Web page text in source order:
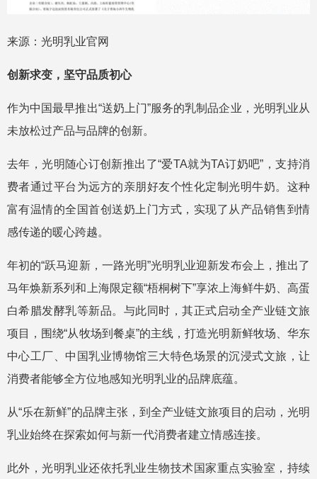
来源：光明乳业官网
创新求变，坚守品质初心
作为中国最早推出“送奶上门”服务的乳制品企业，光明乳业从
未放松过产品与品牌的创新。
去年，光明随心订创新推出了“爱TA就为TA订奶吧”，支持消
费者通过平台为远方的亲朋好友个性化定制光明牛奶。这种
富有温情的全国首创送奶上门方式，实现了从产品销售到情
感传递的暖心跨越。
年初的“跃马迎新，一路光明”光明乳业迎新发布会上，推出了
马年焕新系列和上海限定额“梧桐树下”享浓上海鲜牛奶、高蛋
白希腊发酵乳等新品。与此同时，其正式启动全产业链文旅
项目，围绕“从牧场到餐桌”的主线，打造光明新鲜牧场、华东
中心工厂、中国乳业博物馆三大特色场景的沉浸式文旅，让
消费者能够全方位地感知光明乳业的品牌底蕴。
从“乐在新鲜”的品牌主张，到全产业链文旅项目的启动，光明
乳业始终在探索如何与新一代消费者建立情感连接。
此外，光明乳业还依托乳业生物技术国家重点实验室，持续